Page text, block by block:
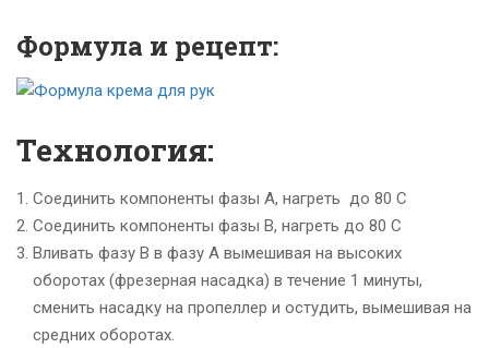
Формула и рецепт:
Технология:
Соединить компоненты фазы А, нагреть до 80 С
Соединить компоненты фазы В, нагреть до 80 С
Вливать фазу В в фазу А вымешивая на высоких
оборотах (фрезерная насадка) в течение 1 минуты,
сменить насадку на пропеллер и остудить, вымешивая на
средних оборотах.